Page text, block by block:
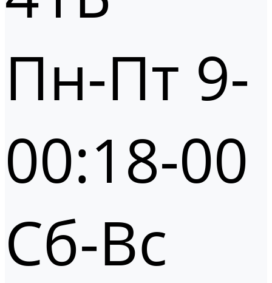
Пн-Пт 9-
00:18-00
Сб-Вс